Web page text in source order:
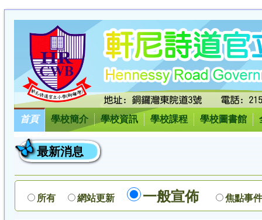
首頁 學校簡介 學校資訊 學校課程 學校圖書館
最新消息
所有 網站更新 一般宣佈 焦點事件